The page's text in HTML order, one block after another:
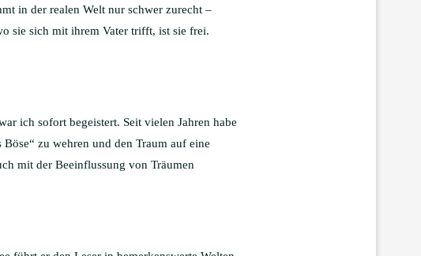
in der realen Welt nur schwer zurecht –
sie sich mit ihrem Vater trifft, ist sie frei.
ich sofort begeistert. Seit vielen Jahren habe
zu wehren und den Traum auf eine
mit der Beeinflussung von Träumen